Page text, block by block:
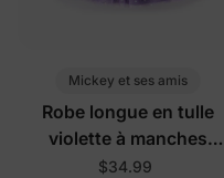
Mickey et ses amis
Robe longue en tulle
violette à manches
longues avec imprimé de
$34.99